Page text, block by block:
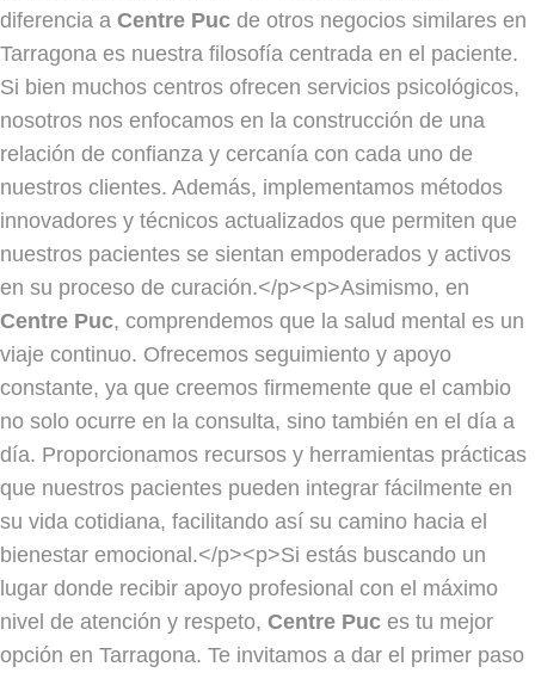
diferencia a Centre Puc de otros negocios similares en
Tarragona es nuestra filosofía centrada en el paciente.
Si bien muchos centros ofrecen servicios psicológicos,
nosotros nos enfocamos en la construcción de una
relación de confianza y cercanía con cada uno de
nuestros clientes. Además, implementamos métodos
innovadores y técnicos actualizados que permiten que
nuestros pacientes se sientan empoderados y activos
en su proceso de curación.</p><p>Asimismo, en
Centre Puc, comprendemos que la salud mental es un
viaje continuo. Ofrecemos seguimiento y apoyo
constante, ya que creemos firmemente que el cambio
no solo ocurre en la consulta, sino también en el día a
día. Proporcionamos recursos y herramientas prácticas
que nuestros pacientes pueden integrar fácilmente en
su vida cotidiana, facilitando así su camino hacia el
bienestar emocional.</p><p>Si estás buscando un
lugar donde recibir apoyo profesional con el máximo
nivel de atención y respeto, Centre Puc es tu mejor
opción en Tarragona. Te invitamos a dar el primer paso